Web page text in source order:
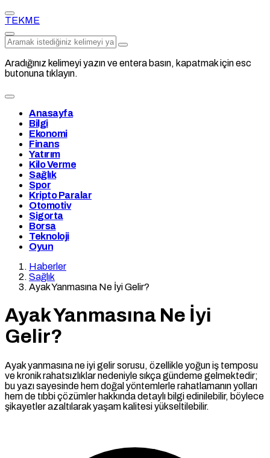
TEKME
Aradığınız kelimeyi yazın ve entera basın, kapatmak için esc
butonuna tıklayın.
Anasayfa
Bilgi
Ekonomi
Finans
Yatırım
Kilo Verme
Sağlık
Spor
Kripto Paralar
Otomotiv
Sigorta
Borsa
Teknoloji
Oyun
Haberler
Sağlık
Ayak Yanmasına Ne İyi Gelir?
Ayak Yanmasına Ne İyi
Gelir?
Ayak yanmasına ne iyi gelir sorusu, özellikle yoğun iş temposu
ve kronik rahatsızlıklar nedeniyle sıkça gündeme gelmektedir;
bu yazı sayesinde hem doğal yöntemlerle rahatlamanın yolları
hem de tıbbi çözümler hakkında detaylı bilgi edinilebilir, böylece
şikayetler azaltılarak yaşam kalitesi yükseltilebilir.